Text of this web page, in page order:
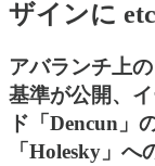
ザインに
アバランチ上
基準が公開、
ド「Dencun」
「Holesky」